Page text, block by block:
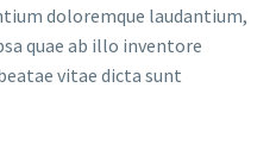
doloremque laudantium,
quae ab illo inventore
vitae dicta sunt